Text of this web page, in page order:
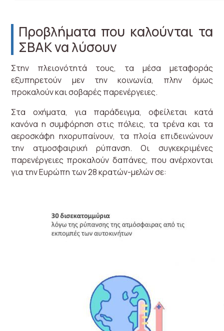
Προβλήματα που καλούνται τα
ΣΒΑΚ να λύσουν
Στην πλειονότητά τους, τα μέσα μεταφοράς
εξυπηρετούν μεν την κοινωνία, πλην όμως
προκαλούν και σοβαρές παρενέργειες.
Στα οχήματα, για παράδειγμα, οφείλεται κατά
κανόνα η συμφόρηση στις πόλεις, τα τρένα και τα
αεροσκάφη ηχορυπαίνουν, τα πλοία επιδεινώνουν
την ατμοσφαιρική ρύπανση. Οι συγκεκριμένες
παρενέργειες προκαλούν δαπάνες, που ανέρχονται
για την Ευρώπη των 28 κρατών-μελών σε: